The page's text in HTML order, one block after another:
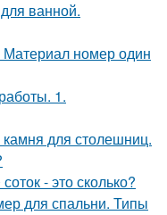
ванной.
Материал номер один
1.
камня для столешниц.
- это сколько?
для спальни. Типы